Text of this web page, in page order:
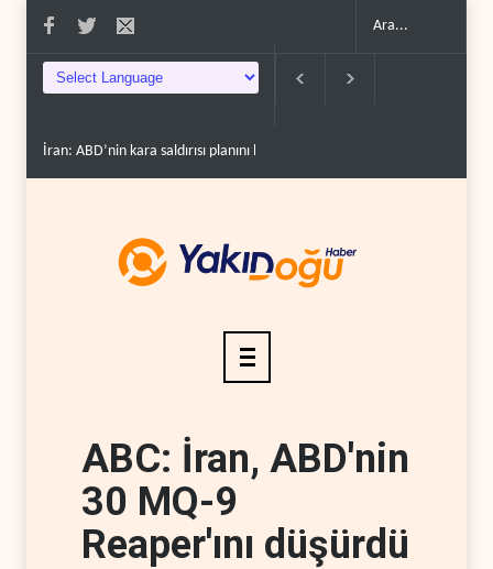
İran: ABD’nin kara saldırısı planını başarısızlı..
ABC: İran, ABD'nin
30 MQ-9
Reaper'ını düşürdü